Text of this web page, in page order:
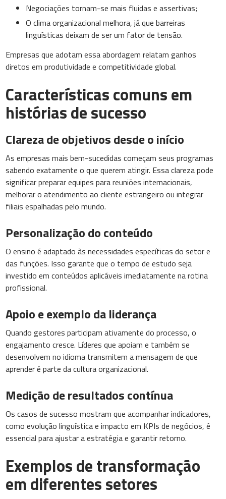
Negociações tornam-se mais fluidas e assertivas;
O clima organizacional melhora, já que barreiras
linguísticas deixam de ser um fator de tensão.
Empresas que adotam essa abordagem relatam ganhos
diretos em produtividade e competitividade global.
Características comuns em
histórias de sucesso
Clareza de objetivos desde o início
As empresas mais bem-sucedidas começam seus programas
sabendo exatamente o que querem atingir. Essa clareza pode
significar preparar equipes para reuniões internacionais,
melhorar o atendimento ao cliente estrangeiro ou integrar
filiais espalhadas pelo mundo.
Personalização do conteúdo
O ensino é adaptado às necessidades específicas do setor e
das funções. Isso garante que o tempo de estudo seja
investido em conteúdos aplicáveis imediatamente na rotina
profissional.
Apoio e exemplo da liderança
Quando gestores participam ativamente do processo, o
engajamento cresce. Líderes que apoiam e também se
desenvolvem no idioma transmitem a mensagem de que
aprender é parte da cultura organizacional.
Medição de resultados contínua
Os casos de sucesso mostram que acompanhar indicadores,
como evolução linguística e impacto em KPIs de negócios, é
essencial para ajustar a estratégia e garantir retorno.
Exemplos de transformação
em diferentes setores